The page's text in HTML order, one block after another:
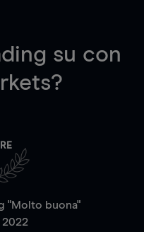
su con
"Molto buona"
2022